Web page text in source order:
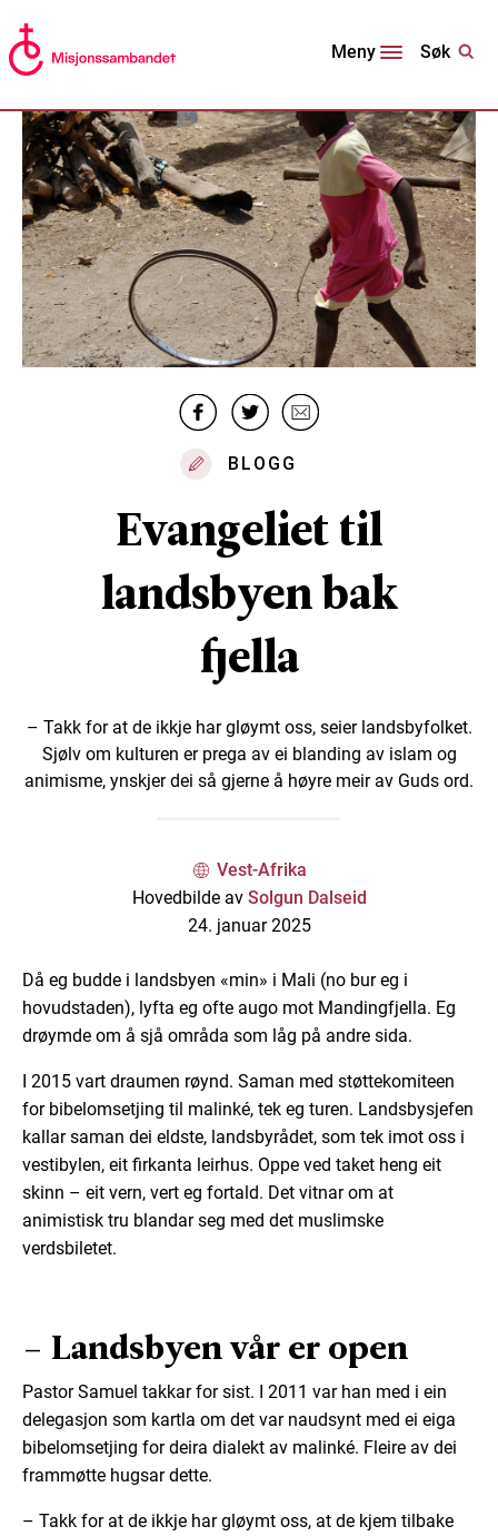
Meny Søk
BLOGG
Evangeliet til
landsbyen bak
fjella
– Takk for at de ikkje har gløymt oss, seier landsbyfolket.
Sjølv om kulturen er prega av ei blanding av islam og
animisme, ynskjer dei så gjerne å høyre meir av Guds ord.
Vest-Afrika
Hovedbilde av Solgun Dalseid
24. januar 2025
Då eg budde i landsbyen «min» i Mali (no bur eg i
hovudstaden), lyfta eg ofte augo mot Mandingfjella. Eg
drøymde om å sjå områda som låg på andre sida.
I 2015 vart draumen røynd. Saman med støttekomiteen
for bibelomsetjing til malinké, tek eg turen. Landsbysjefen
kallar saman dei eldste, landsbyrådet, som tek imot oss i
vestibylen, eit firkanta leirhus. Oppe ved taket heng eit
skinn – eit vern, vert eg fortald. Det vitnar om at
animistisk tru blandar seg med det muslimske
verdsbiletet.
– Landsbyen vår er open
Pastor Samuel takkar for sist. I 2011 var han med i ein
delegasjon som kartla om det var naudsynt med ei eiga
bibelomsetjing for deira dialekt av malinké. Fleire av dei
frammøtte hugsar dette.
– Takk for at de ikkje har gløymt oss, at de kjem tilbake